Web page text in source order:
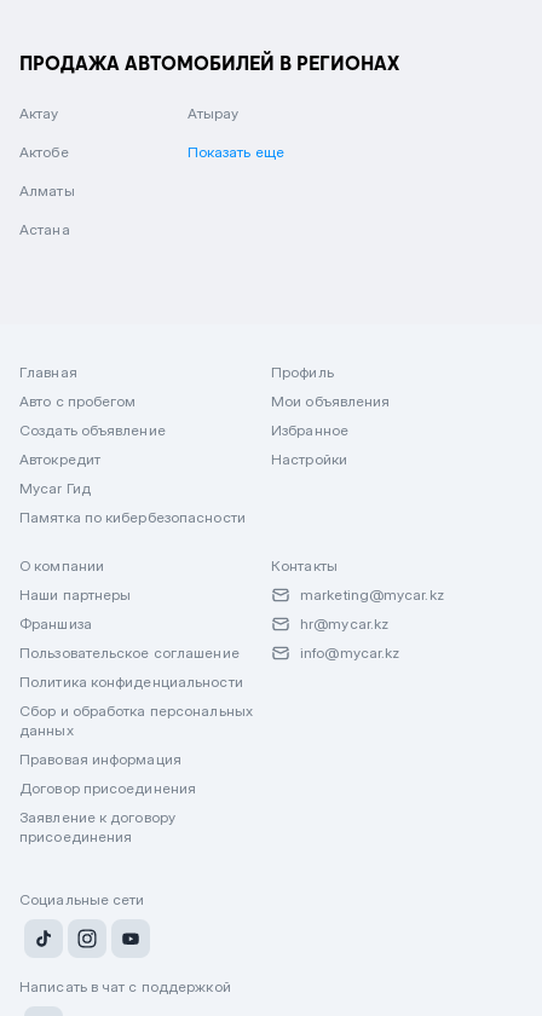
ПРОДАЖА АВТОМОБИЛЕЙ В РЕГИОНАХ
Актау
Актобе
Алматы
Астана
Атырау
Показать еще
Главная
Авто с пробегом
Создать объявление
Автокредит
Mycar Гид
Памятка по кибербезопасности
Профиль
Мои объявления
Избранное
Настройки
О компании
Наши партнеры
Франшиза
Пользовательское соглашение
Политика конфиденциальности
Сбор и обработка персональных
данных
Правовая информация
Договор присоединения
Заявление к договору
присоединения
Контакты
marketing@mycar.kz
hr@mycar.kz
info@mycar.kz
Социальные сети
Написать в чат с поддержкой